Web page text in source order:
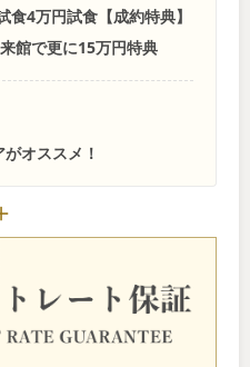
食4万円試食【成約特典】
館で更に15万円特典
オススメ！